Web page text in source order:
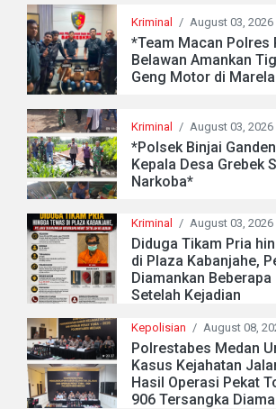
Kriminal / August 03, 2026
*Team Macan Polres
Belawan Amankan
Geng Motor di
Kriminal / August 03, 2026
*Polsek Binjai
Kepala Desa Grebek
Narkoba*
Kriminal / August 03, 2026
Diduga Tikam Pria
di Plaza Kabanjahe,
Diamankan Beberapa
Setelah Kejadian
Kepolisian / August 08,
Polrestabes Medan
Kasus Kejahatan
Hasil Operasi Pekat
906 Tersangka